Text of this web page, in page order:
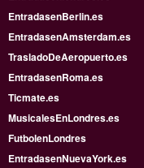
EntradasenBerlin.es
EntradasenAmsterdam.es
TrasladoDeAeropuerto.es
EntradasenRoma.es
Ticmate.es
MusicalesEnLondres.es
FutbolenLondres
EntradasenNuevaYork.es